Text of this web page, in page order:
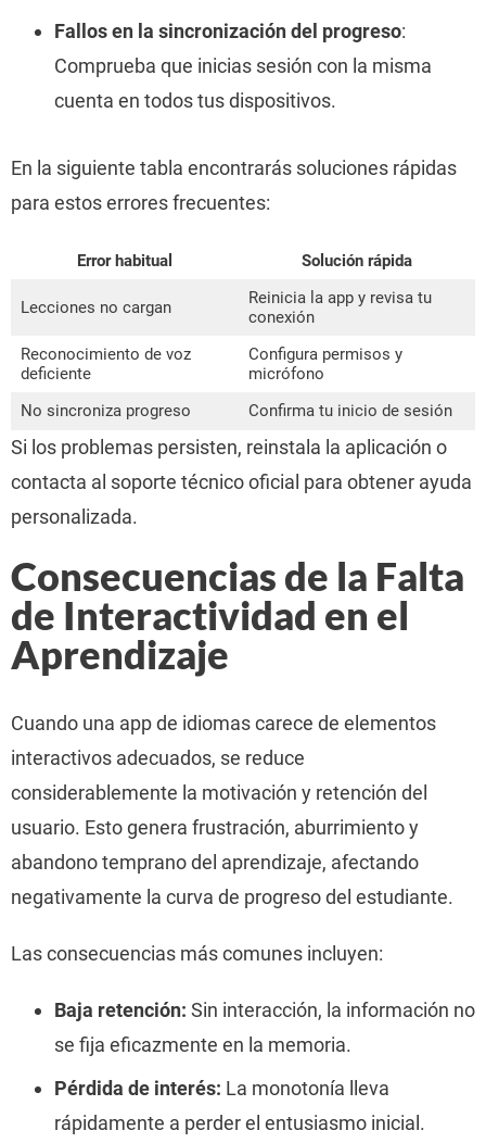
Fallos en la sincronización del progreso:
Comprueba que inicias sesión con la misma
cuenta en todos tus dispositivos.
En la siguiente tabla encontrarás soluciones rápidas
para estos errores frecuentes:
Error habitual Solución rápida
Lecciones no cargan
Reinicia la app y revisa tu
conexión
Reconocimiento de voz
deficiente
Configura permisos y
micrófono
No sincroniza progreso
Confirma tu inicio de sesión
Si los problemas persisten, reinstala la aplicación o
contacta al soporte técnico oficial para obtener ayuda
personalizada.
Consecuencias de la Falta
de Interactividad en el
Aprendizaje
Cuando una app de idiomas carece de elementos
interactivos adecuados, se reduce
considerablemente la motivación y retención del
usuario. Esto genera frustración, aburrimiento y
abandono temprano del aprendizaje, afectando
negativamente la curva de progreso del estudiante.
Las consecuencias más comunes incluyen:
Baja retención: Sin interacción, la información no
se fija eficazmente en la memoria.
Pérdida de interés: La monotonía lleva
rápidamente a perder el entusiasmo inicial.